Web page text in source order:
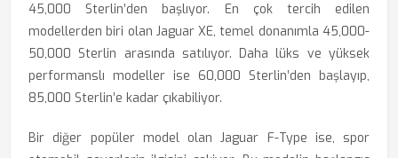
45,000 Sterlin’den başlıyor. En çok tercih edilen
modellerden biri olan Jaguar XE, temel donanımla 45,000-
50,000 Sterlin arasında satılıyor. Daha lüks ve yüksek
performanslı modeller ise 60,000 Sterlin’den başlayıp,
85,000 Sterlin’e kadar çıkabiliyor.
Bir diğer popüler model olan Jaguar F-Type ise, spor